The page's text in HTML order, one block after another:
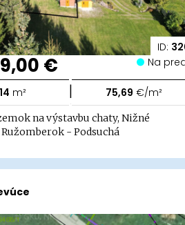
ID:
€ Na
m² | 75,69 €/m²
na výstavbu chaty, Nižné
- Podsuchá